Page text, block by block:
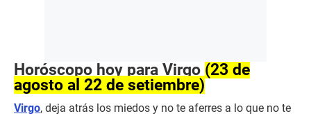
Horóscopo hoy para Virgo (23 de
agosto al 22 de setiembre)
Virgo, deja atrás los miedos y no te aferres a lo que no te